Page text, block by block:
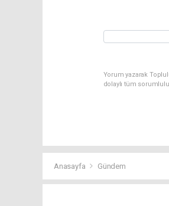
Yorum yazarak
dolaylı tüm
Anasayfa Gündem